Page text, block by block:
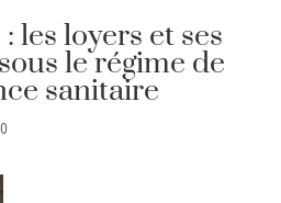
les loyers et ses
le régime de
sanitaire